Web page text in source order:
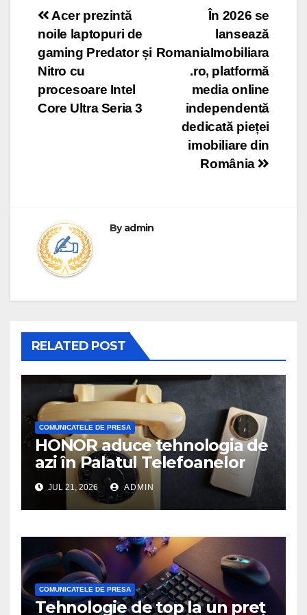
Post
navigation
În 2026 se
lansează
RomaniaImobiliara
.ro, platformă
media online
independentă
dedicată pieței
imobiliare din
România
Acer prezintă
noile laptopuri de
gaming Predator și
Nitro cu
procesoare Intel
Core Ultra Seria 3
Byadmin
RELATED POST
COMUNICATELE DE PRESA
HONOR aduce tehnologia de
azi în Palatul Telefoanelor
JUL 21, 2026 ADMIN
COMUNICATELE DE PRESA
Tehnologie de top la un preț